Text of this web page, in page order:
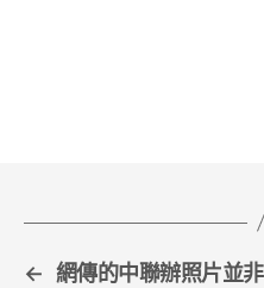
← 網傳的中聯辦照片並